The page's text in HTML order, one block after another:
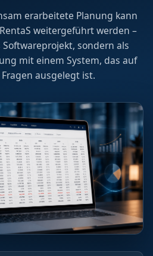
erarbeitete Planung kann
weitergeführt werden –
sondern als
mit einem System, das auf
ausgelegt ist.